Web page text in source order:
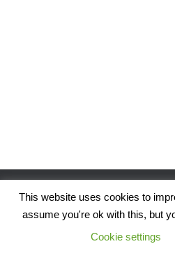
Hestia | Developed
This website uses cookies to
assume you're ok with this, but
Cookie settings